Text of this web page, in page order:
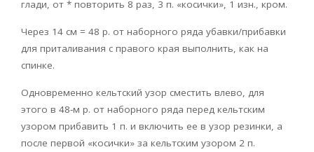
глади, от * повторить 8 раз, 3 п. «косички», 1 изн., кром.
Через 14 cм = 48 р. от наборного ряда убавки/прибавки
для приталивания с правого края выполнить, как на
спинке.
Одновременно кельтский узор сместить влево, для
этого в 48-м р. от наборного ряда перед кельтским
узором прибавить 1 п. и включить ее в узор резинки, а
после первой «косички» за кельтским узором 2 п.